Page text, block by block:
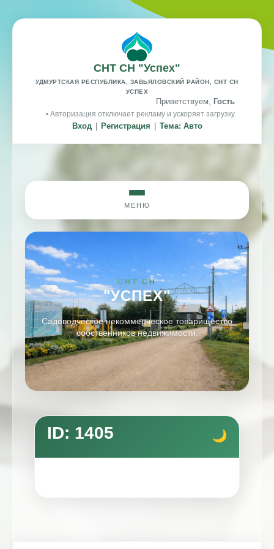
СНТ СН "Успех"
УДМУРТСКАЯ РЕСПУБЛИКА, ЗАВЬЯЛОВСКИЙ РАЙОН, СНТ СН
УСПЕХ
Приветствуем, Гость
• Авторизация отключает рекламу и ускоряет загрузку
Вход Регистрация Тема: Авто
МЕНЮ
СНТ СН
"УСПЕХ"
Садоводческое некоммерческое товарищество
собственников недвижимости.
ID: 1405